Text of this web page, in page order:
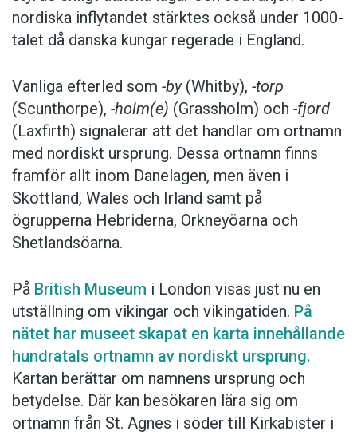
nordiska inflytandet stärktes också under 1000-
talet då danska kungar regerade i England.
Vanliga efterled som -by(Whitby), -torp
(Scunthorpe), -holm(e) (Grassholm) och -fjord
(Laxfirth) signalerar att det handlar om ortnamn
med nordiskt ursprung. Dessa ortnamn finns
framför allt inom Danelagen, men även i
Skottland, Wales och Irland samt på
ögrupperna Hebriderna, Orkneyöarna och
Shetlandsöarna.
På British Museum i London visas just nu en
utställning om vikingar och vikingatiden. På
nätet har museet skapat en karta innehållande
hundratals ortnamn av nordiskt ursprung.
Kartan berättar om namnens ursprung och
betydelse. Där kan besökaren lära sig om
ortnamn från St. Agnes i söder till Kirkabister i